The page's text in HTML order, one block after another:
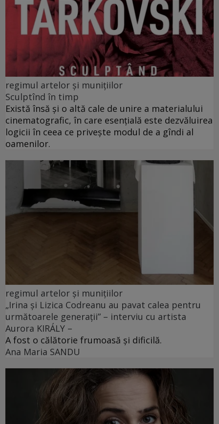
regimul artelor și munițiilor
Sculptînd în timp
Există însă şi o altă cale de unire a materialului
cinematografic, în care esenţială este dezvăluirea
logicii în ceea ce privește modul de a gîndi al
oamenilor.
regimul artelor și munițiilor
„Irina și Lizica Codreanu au pavat calea pentru
următoarele generații” – interviu cu artista
Aurora KIRÁLY –
A fost o călătorie frumoasă și dificilă.
Ana Maria SANDU